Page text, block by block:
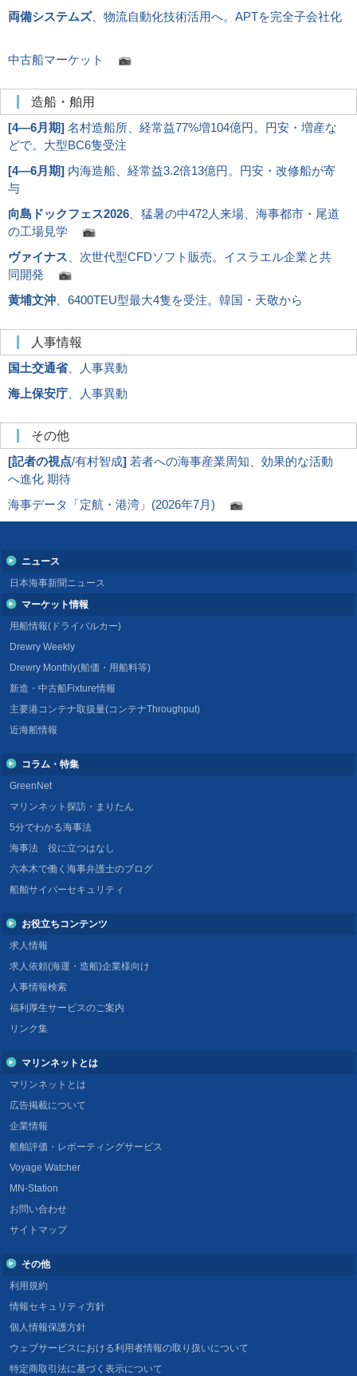
両備システムズ、物流自動化技術活用へ。APTを完全子会社化
中古船マーケット
造船・舶用
[4―6月期] 名村造船所、経常益77%増104億円。円安・増産な
どで。大型BC6隻受注
[4―6月期] 内海造船、経常益3.2倍13億円。円安・改修船が寄
与
向島ドックフェス2026 、猛暑の中472人来場、海事都市・尾道
の工場見学
ヴァイナス 、次世代型CFDソフト販売。イスラエル企業と共
同開発
黄埔文沖 、6400TEU型最大4隻を受注。韓国・天敬から
人事情報
国土交通省、人事異動
海上保安庁 、人事異動
その他
[記者の視点/有村智成] 若者への海事産業周知、効果的な活動
へ進化 期待
海事データ「定航・港湾」(2026年7月)
ニュース
日本海事新聞ニュース
マーケット情報
用船情報(ドライバルカー)
Drewry Weekly
Drewry Monthly(船価・用船料等)
新造・中古船Fixture情報
主要港コンテナ取扱量(コンテナThroughput)
近海船情報
コラム・特集
GreenNet
マリンネット探訪・まりたん
5分でわかる海事法
海事法 役に立つはなし
六本木で働く海事弁護士のブログ
船舶サイバーセキュリティ
お役立ちコンテンツ
求人情報
求人依頼(海運・造船)企業様向け
人事情報検索
福利厚生サービスのご案内
リンク集
マリンネットとは
マリンネットとは
広告掲載について
企業情報
船舶評価・レポーティングサービス
Voyage Watcher
MN-Station
お問い合わせ
サイトマップ
その他
利用規約
情報セキュリティ方針
個人情報保護方針
ウェブサービスにおける利用者情報の取り扱いについて
特定商取引法に基づく表示について